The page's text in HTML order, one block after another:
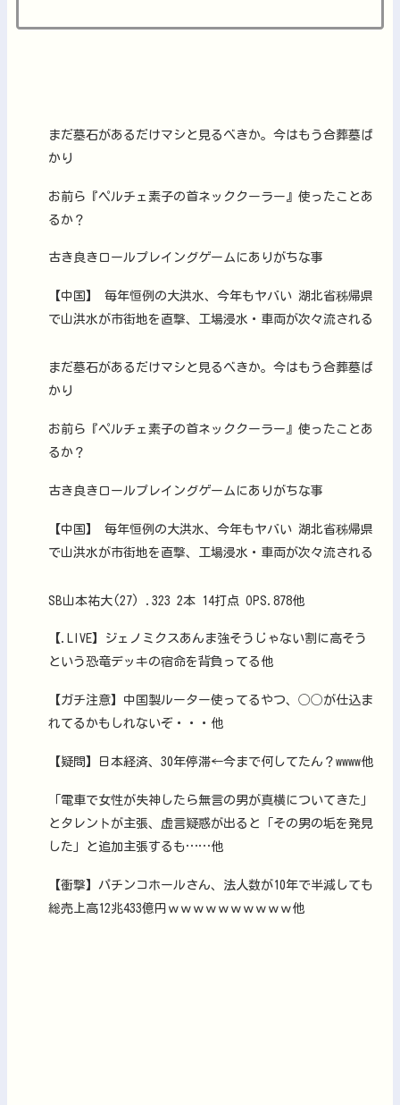
まだ墓石があるだけマシと見るべきか。今はもう合葬墓ば
かり
お前ら『ペルチェ素子の首ネッククーラー』使ったことあ
るか？
古き良きロールプレイングゲームにありがちな事
【中国】 毎年恒例の大洪水、今年もヤバい 湖北省秭帰県
で山洪水が市街地を直撃、工場浸水・車両が次々流される
まだ墓石があるだけマシと見るべきか。今はもう合葬墓ば
かり
お前ら『ペルチェ素子の首ネッククーラー』使ったことあ
るか？
古き良きロールプレイングゲームにありがちな事
【中国】 毎年恒例の大洪水、今年もヤバい 湖北省秭帰県
で山洪水が市街地を直撃、工場浸水・車両が次々流される
SB山本祐大(27) .323 2本 14打点 OPS.878他
【.LIVE】ジェノミクスあんま強そうじゃない割に高そう
という恐竜デッキの宿命を背負ってる他
【ガチ注意】中国製ルーター使ってるやつ、◯◯が仕込ま
れてるかもしれないぞ・・・他
【疑問】日本経済、30年停滞←今まで何してたん？wwww他
「電車で女性が失神したら無言の男が真横についてきた」
とタレントが主張、虚言疑惑が出ると「その男の垢を発見
した」と追加主張するも……他
【衝撃】パチンコホールさん、法人数が10年で半減しても
総売上高12兆433億円ｗｗｗｗｗｗｗｗｗｗ他